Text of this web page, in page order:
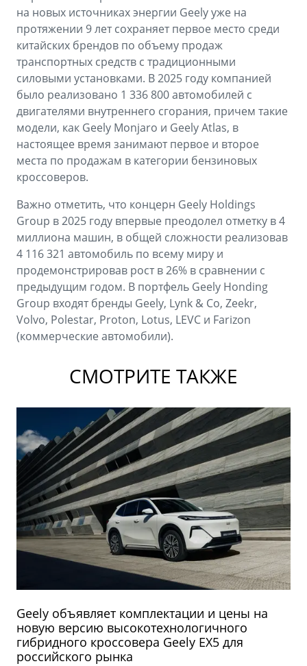
на новых источниках энергии Geely уже на
протяжении 9 лет сохраняет первое место среди
китайских брендов по объему продаж
транспортных средств с традиционными
силовыми установками. В 2025 году компанией
было реализовано 1 336 800 автомобилей с
двигателями внутреннего сгорания, причем такие
модели, как Geely Monjaro и Geely Atlas, в
настоящее время занимают первое и второе
места по продажам в категории бензиновых
кроссоверов.
Важно отметить, что концерн Geely Holdings
Group в 2025 году впервые преодолел отметку в 4
миллиона машин, в общей сложности реализовав
4 116 321 автомобиль по всему миру и
продемонстрировав рост в 26% в сравнении с
предыдущим годом. В портфель Geely Honding
Group входят бренды Geely, Lynk & Co, Zeekr,
Volvo, Polestar, Proton, Lotus, LEVC и Farizon
(коммерческие автомобили).
СМОТРИТЕ ТАКЖЕ
Geely объявляет комплектации и цены на
новую версию высокотехнологичного
гибридного кроссовера Geely EX5 для
российского рынка